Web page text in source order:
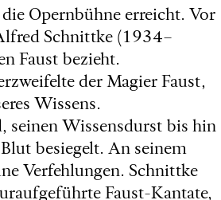
Opernbühne erreicht. Vor
Schnittke (1934–
Faust bezieht.
der Magier Faust,
Wissens.
seinen Wissensdurst bis hin
besiegelt. An seinem
Verfehlungen. Schnittke
Faust-Kantate,